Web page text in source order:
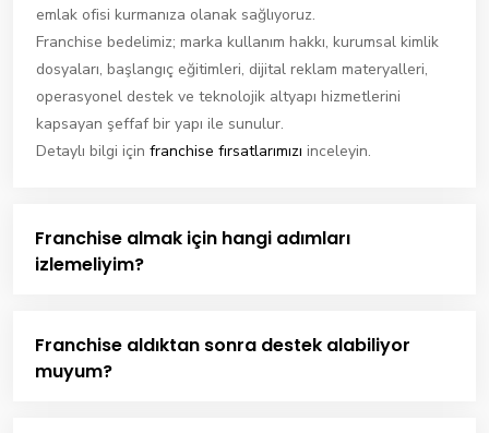
emlak ofisi kurmanıza olanak sağlıyoruz.
Franchise bedelimiz; marka kullanım hakkı, kurumsal kimlik
dosyaları, başlangıç eğitimleri, dijital reklam materyalleri,
operasyonel destek ve teknolojik altyapı hizmetlerini
kapsayan şeffaf bir yapı ile sunulur.
Detaylı bilgi için franchise fırsatlarımızı inceleyin.
Franchise almak için hangi adımları
izlemeliyim?
Franchise aldıktan sonra destek alabiliyor
muyum?